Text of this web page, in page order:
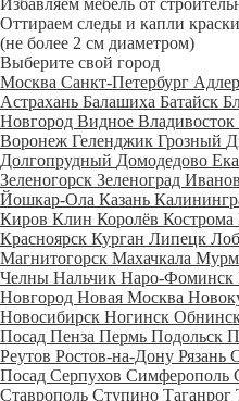
Избавляем мебель от
Оттираем следы и капли
(не более 2 см диаметром)
Выберите свой город
Москва Санкт-Петербург Адлер
Астрахань Балашиха Батайск
Новгород Видное Владивосток
Воронеж Геленджик Грозный
Долгопрудный Домодедово
Зеленогорск Зеленоград
Йошкар-Ола Казань
Киров Клин Королёв Кострома
Красноярск Курган Липецк
Магнитогорск Махачкала
Челны Нальчик Наро-Фоминск
Новгород Новая Москва
Новосибирск Ногинск
Посад Пенза Пермь Подольск
Реутов Ростов-на-Дону Рязань
Посад Серпухов Симферополь
Ставрополь Ступино Таганрог